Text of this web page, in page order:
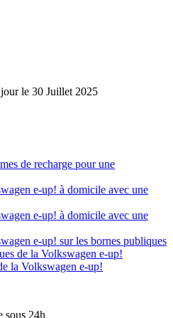
le 30 Juillet 2025
de recharge pour une
e-up! à domicile avec une
e-up! à domicile avec une
e-up! sur les bornes publiques
de la Volkswagen e-up!
la Volkswagen e-up!
sous 24h